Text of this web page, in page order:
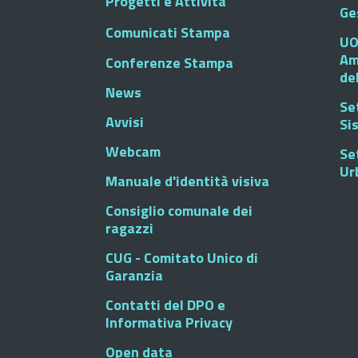
Comunicati Stampa
Conferenze Stampa
News
Avvisi
Webcam
Manuale d'identità visiva
Consiglio comunale dei
ragazzi
CUG - Comitato Unico di
Garanzia
Contatti del DPO e
Informativa Privacy
Open data